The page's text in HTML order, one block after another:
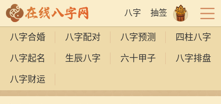
八字 抽签
八字合婚 八字配对 八字预测 四柱八字
八字起名 生辰八字 六十甲子 八字排盘
八字财运